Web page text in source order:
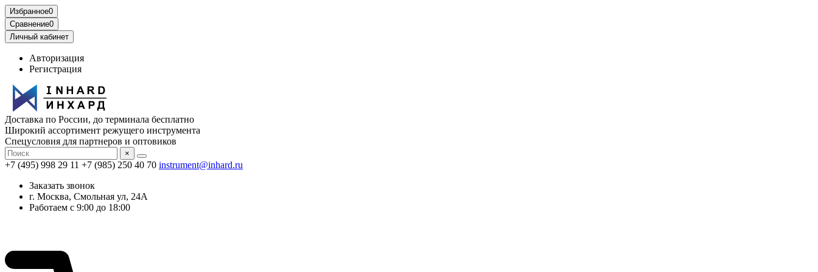
Избранное0
Сравнение0
Личный кабинет
Авторизация
Регистрация
Доставка по России, до терминала бесплатно
Широкий ассортимент режущего инструмента
Спецусловия для партнеров и оптовиков
×
+7 (495) 998 29 11 +7 (985) 250 40 70 instrument@inhard.ru
Заказать звонок
г. Москва, Смольная ул, 24А
Работаем с 9:00 до 18:00